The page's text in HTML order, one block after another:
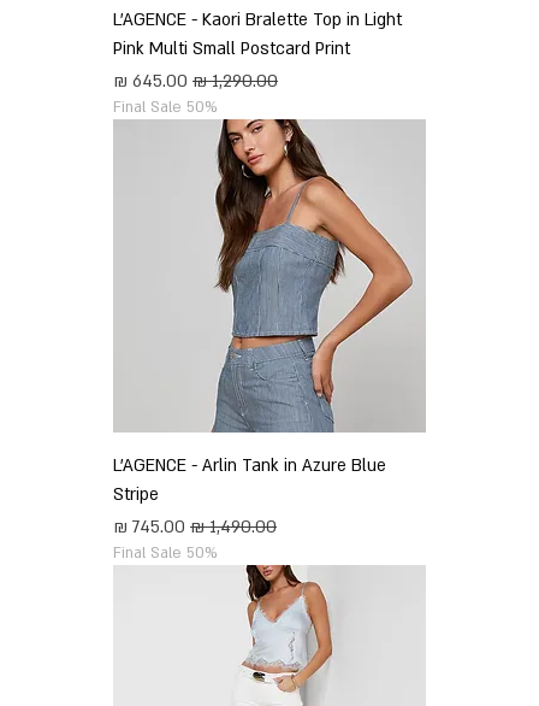
L'AGENCE - Kaori Bralette Top in Light
Pink Multi Small Postcard Print
מחיר רגיל
מחיר מבצע
Final Sale 50%
L'AGENCE - Arlin Tank in Azure Blue
Stripe
מחיר רגיל
מחיר מבצע
Final Sale 50%